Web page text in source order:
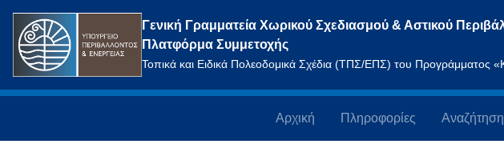
Γενική Γραμματεία Χωρικού Σχεδιασμού & Αστικού
Πλατφόρμα Συμμετοχής
Τοπικά και Ειδικά Πολεοδομικά Σχέδια (ΤΠΣ/ΕΠΣ) του Προγράμματος
Αρχική Πληροφορίες Αναζήτηση